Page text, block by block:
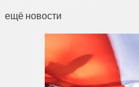
ещё новости